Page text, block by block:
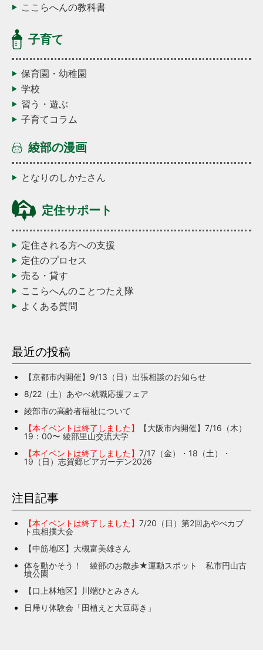
ここらへんの教科書
子育て
保育園・幼稚園
学校
習う・遊ぶ
子育てコラム
綾部の漫画
となりのしかたさん
定住サポート
定住される方への支援
定住のプロセス
売る・貸す
ここらへんのことつたえ隊
よくある質問
最近の投稿
【京都市内開催】9/13（日）出張相談のお知らせ
8/22（土）あやべ就職応援フェア
綾部市の高齢者福祉について
【本イベントは終了しました】
【大阪市内開催】7/16（木）
19：00〜 綾部里山交流大学
【本イベントは終了しました】 7/17（金）・18（土）・
19（日）志賀郷ビアガーデン2026
注目記事
【本イベントは終了しました】 7/20（日）第2回あやべカブ
ト虫相撲大会
【中筋地区】大槻富美雄さん
体を動かそう！ 綾部のお散歩★運動スポット 私市円山古
墳公園
【口上林地区】川端ひとみさん
日帰り体験会「田植えと大豆蒔き」